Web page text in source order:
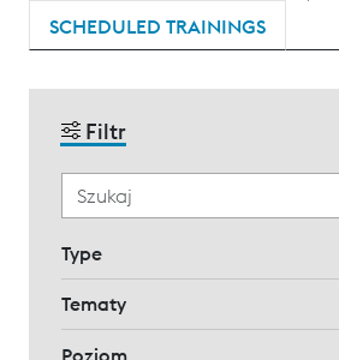
SCHEDULED TRAININGS
Filtr
Type
Tematy
Poziom